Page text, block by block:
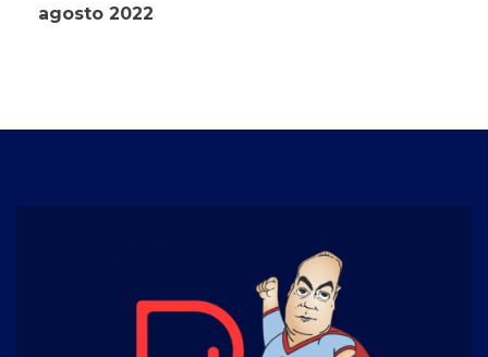
agosto 2022